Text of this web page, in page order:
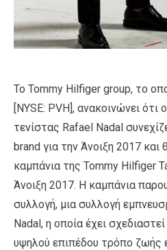
Το Tommy Hilfiger group, το
[NYSE: PVH], ανακοινώνει ότι
τενίστας Rafael Nadal
brand για την Άνοιξη 2017 και
καμπάνια της Tommy Hilfiger
Άνοιξη 2017. Η καμπάνια
συλλογή, μια συλλογή
Nadal, η οποία έχει
υψηλού επιπέδου τρόπο ζωής